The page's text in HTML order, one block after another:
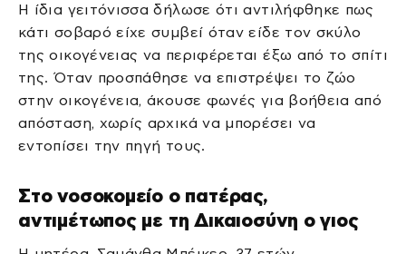
Η ίδια γειτόνισσα δήλωσε ότι αντιλήφθηκε πως
κάτι σοβαρό είχε συμβεί όταν είδε τον σκύλο
της οικογένειας να περιφέρεται έξω από το σπίτι
της. Όταν προσπάθησε να επιστρέψει το ζώο
στην οικογένεια, άκουσε φωνές για βοήθεια από
απόσταση, χωρίς αρχικά να μπορέσει να
εντοπίσει την πηγή τους.
Στο νοσοκομείο ο πατέρας,
αντιμέτωπος με τη Δικαιοσύνη ο γιος